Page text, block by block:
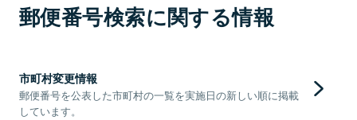
郵便番号検索に関する情報
市町村変更情報
郵便番号を公表した市町村の一覧を実施日の新しい順に掲載
しています。